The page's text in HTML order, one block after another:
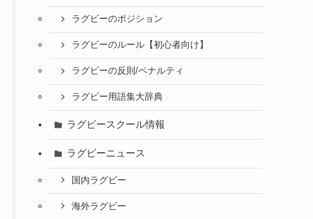
ラグビーのポジション
ラグビーのルール【初心者向け】
ラグビーの反則/ペナルティ
ラグビー用語集大辞典
ラグビースクール情報
ラグビーニュース
国内ラグビー
海外ラグビー